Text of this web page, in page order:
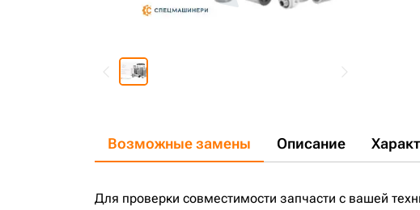
Возможные замены Описание
Для проверки совместимости запчасти с вашей